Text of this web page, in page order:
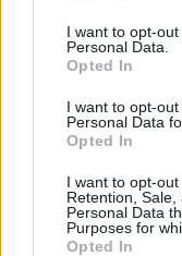
I want to opt-
Personal Data.
Opted In
I want to opt-
Personal Data
Opted In
I want to opt-out
Retention,
Personal Data
Purposes for
Opted In